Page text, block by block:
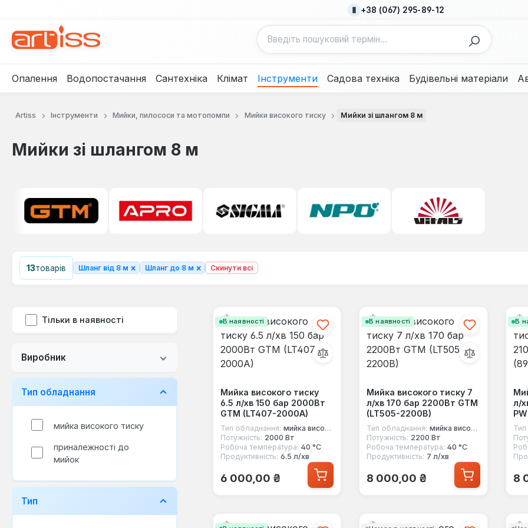
+38 (067) 295-89-12
Опалення Водопостачання Сантехніка Клімат Інструменти Садова техніка Будівельні матеріали
Artiss Інструменти Мийки, пилососи та мотопомпи Мийки високого тиску Мийки зі шлангом 8 м
Мийки зі шлангом 8 м
13товарів Шланг від 8 м × Шланг до 8 м × Скинути всі
Тільки в наявності
Виробник
Тип обладнання
мийка високого тиску
приналежності до
мийок
Тип
В наявності
Мийка високого тиску
6.5 л/хв 150 бар 2000Вт
GTM (LT407-2000A)
Тип обладнання: мийка високого тиску
Потужність: 2000 Вт
Робоча температура: 40 °C
Продуктивність: 6.5 л/хв
Звичайна ціна:
6 000,00 ₴
В наявності
Мийка високого тиску 7
л/хв 170 бар 2200Вт GTM
(LT505-2200B)
Тип обладнання: мийка високого тиску
Потужність: 2200 Вт
Робоча температура: 40 °C
Продуктивність: 7 л/хв
Звичайна ціна:
8 000,00 ₴
В
л/
8